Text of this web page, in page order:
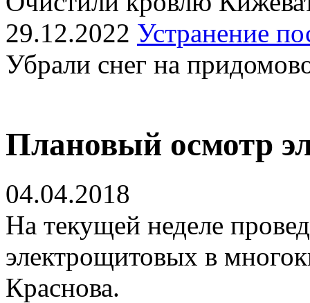
29.12.2022 Устранение
Убрали снег на
Плановый осмотр
04.04.2018
На текущей неделе
электрощитовых в
Краснова.